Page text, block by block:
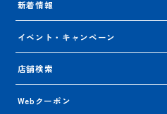
新着情報
イベント・キャンペーン
店舗検索
Webクーポン